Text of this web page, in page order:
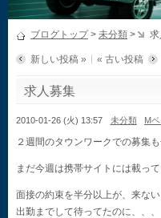
ブログトップ> 未分類 >
新しい投稿 » « 古い投稿
求人募集
2010-01-26 (火) 13:57 未分類 M
２週間のタウンワークでの募集も
まだ今週は携帯サイトには載って
面接の約束を半分以上が、来な
出勤までして待ってたのに、、、